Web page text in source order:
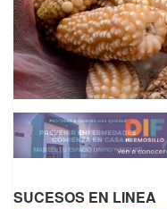
SUCESOS EN LINEA